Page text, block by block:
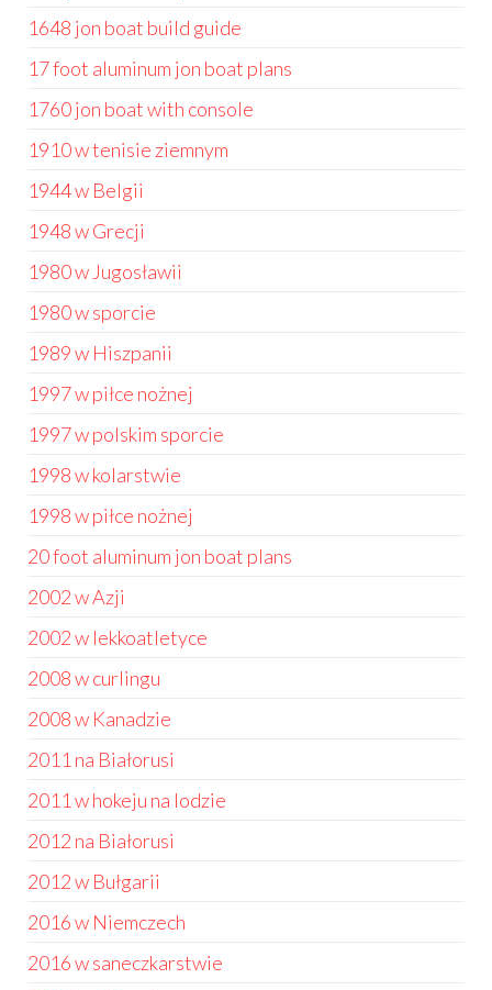
1648 jon boat build guide
17 foot aluminum jon boat plans
1760 jon boat with console
1910 w tenisie ziemnym
1944 w Belgii
1948 w Grecji
1980 w Jugosławii
1980 w sporcie
1989 w Hiszpanii
1997 w piłce nożnej
1997 w polskim sporcie
1998 w kolarstwie
1998 w piłce nożnej
20 foot aluminum jon boat plans
2002 w Azji
2002 w lekkoatletyce
2008 w curlingu
2008 w Kanadzie
2011 na Białorusi
2011 w hokeju na lodzie
2012 na Białorusi
2012 w Bułgarii
2016 w Niemczech
2016 w saneczkarstwie